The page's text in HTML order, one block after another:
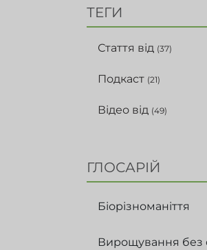
ТЕГИ
Стаття від (37)
Подкаст (21)
Відео від (49)
ГЛОСАРІЙ
Біорізноманіття
Вирощування без